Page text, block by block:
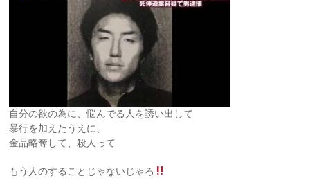
自分の欲の為に、悩んでる人を誘い出して
暴行を加えたうえに、
金品略奪して、殺人って
もう人のすることじゃないじゃろ